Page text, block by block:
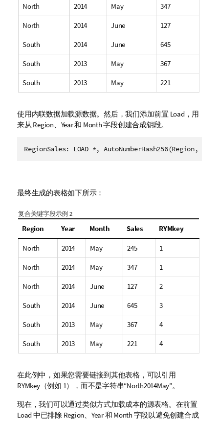
North 2014 May 347
North 2014 June 127
South 2014 June 645
South 2013 May 367
South 2013 May 221
使用内联数据加载源数据。然后，我们添加前置 Load，用
来从 Region Year和 Month字段创建合成钥段。
最终生成的表格如下所示：
复合关键字段示例 2
Region Year Month Sales RYMkey
North 2014 May 245 1
North 2014 May 347 1
North 2014 June 127 2
South 2014 June 645 3
South 2013 May 367 4
South 2013 May 221 4
在此例中，如果您需要链接到其他表格，可以引用
RYMkey（例如 1），而不是字符串“North2014May”。
现在，我们可以通过类似方式加载成本的源表格。在前置
Load 中已排除 Region Year和 Month 字段以避免创建合成